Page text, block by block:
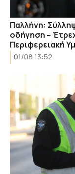
Παλλήνη:
οδήγηση –
Περιφερειακή
01/08 13:52